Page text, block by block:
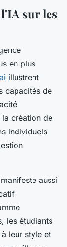
sur les
en plus
illustrent
capacités de
la création de
individuels
aussi
les étudiants
leur style et